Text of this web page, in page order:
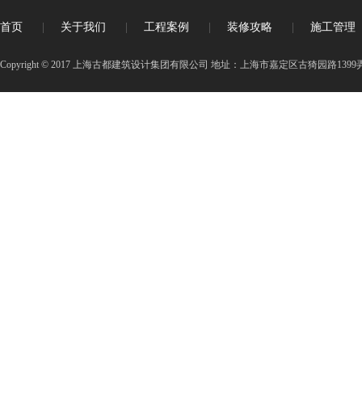
首页 关于我们 工程案例 装修攻略 施工管理
Copyright © 2017 上海古都建筑设计集团有限公司 地址：上海市嘉定区古猗园路1399